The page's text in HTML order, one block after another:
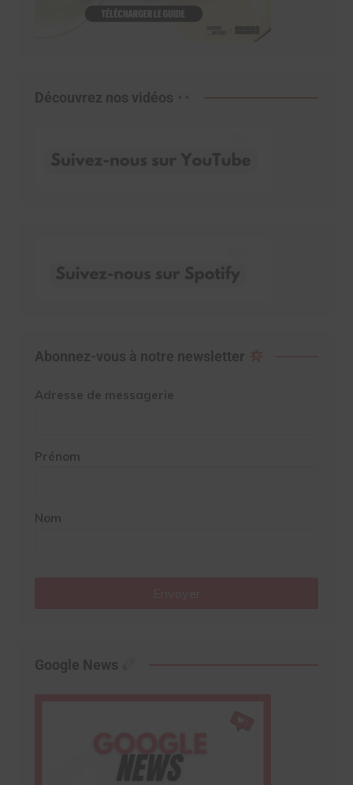
Découvrez nos vidéos
Abonnez-vous à notre newsletter
Adresse de messagerie
Prénom
Nom
Google News